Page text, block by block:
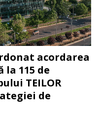
acordarea
115 de
TEILOR
de